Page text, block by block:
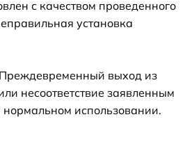
с качеством проведенного
установка
выход из
несоответствие заявленным
использовании.